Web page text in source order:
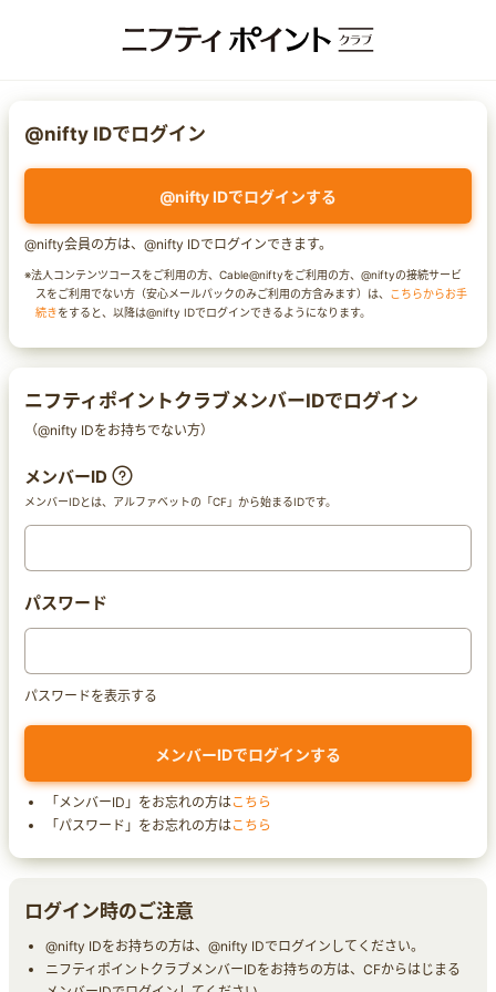
@nifty IDでログイン
@nifty IDでログインする
@nifty会員の方は、@nifty IDでログインできます。
※法人コンテンツコースをご利用の方、Cable@niftyをご利用の方、@niftyの接続サービ
スをご利用でない方（安心メールパックのみご利用の方含みます）は、 こちらからお手
続きをすると、以降は@nifty IDでログインできるようになります。
ニフティポイントクラブメンバーIDでログイン
（@nifty IDをお持ちでない方）
メンバーID
メンバーIDとは、アルファベットの「CF」から始まるIDです。
パスワード
パスワードを表示する
「メンバーID」をお忘れの方はこちら
「パスワード」をお忘れの方はこちら
ログイン時のご注意
@nifty IDをお持ちの方は、@nifty IDでログインしてください。
ニフティポイントクラブメンバーIDをお持ちの方は、CFからはじまる